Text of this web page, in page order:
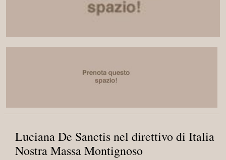
Luciana De Sanctis nel direttivo di Italia
Nostra Massa Montignoso